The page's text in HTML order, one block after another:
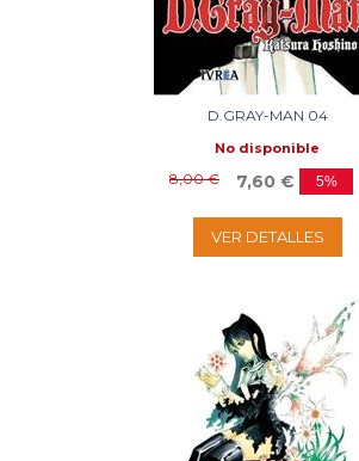
D.GRAY-MAN 04
No disponible
8,00 € 7,60 € 5%
VER DETALLES